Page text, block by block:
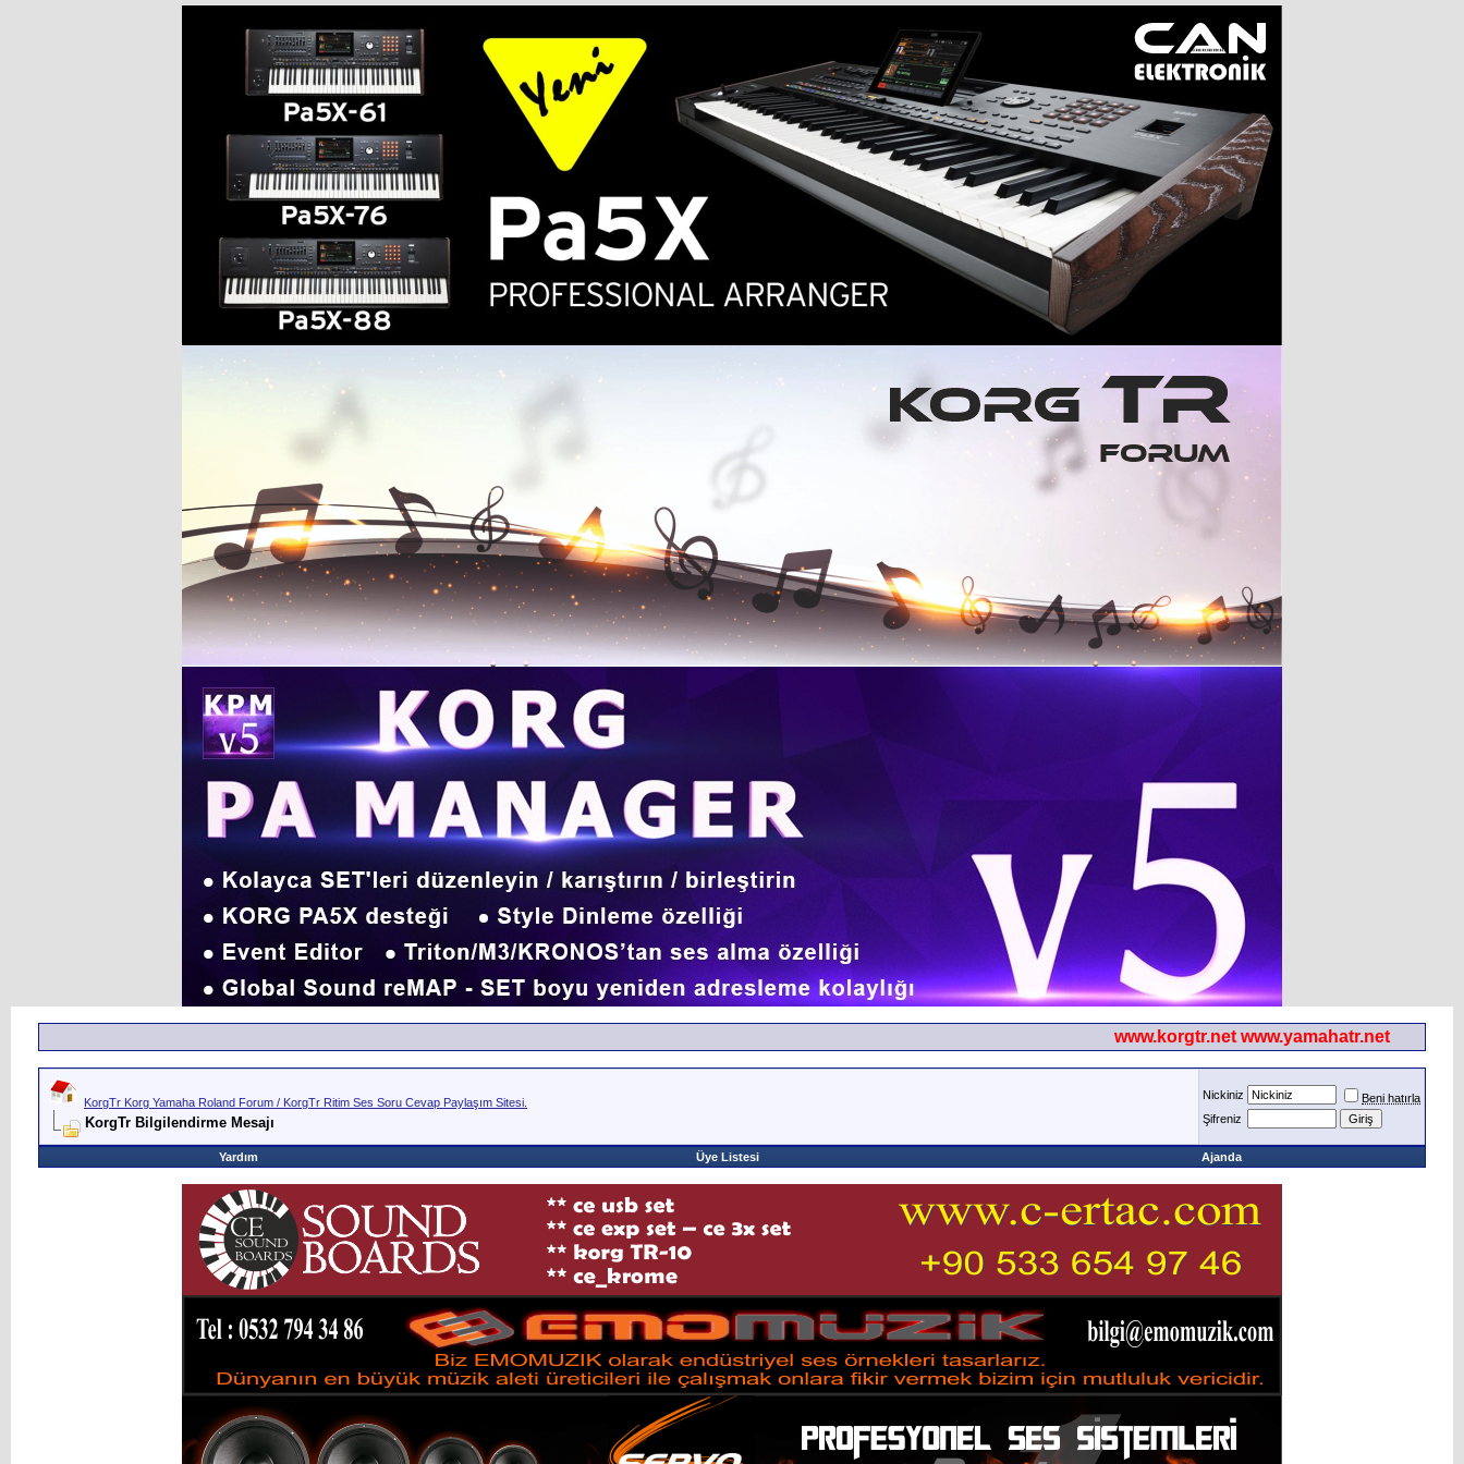
www.korgtr.net www.yamahatr.net
KorgTr Korg Yamaha Roland Forum / KorgTr Ritim Ses Soru Cevap Paylaşım Sitesi.
KorgTr Bilgilendirme Mesajı
Nickiniz
Beni hatırla
Şifreniz
Yardım Üye Listesi Ajanda